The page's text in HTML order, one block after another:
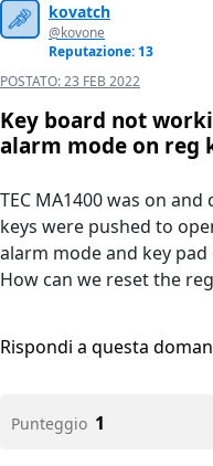
kovatch
@kovone
Reputazione: 13
POSTATO:23 FEB 2022
Key board not
alarm mode on reg
TEC MA1400 was on
keys were pushed to
alarm mode and key
How can we reset the
Rispondi a questa
Punteggio 1